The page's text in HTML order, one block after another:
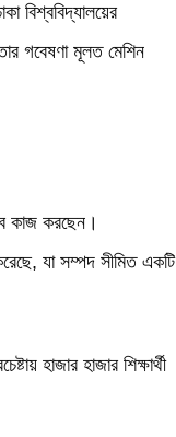
বিশ্ববিদ্যালয়ের
গবেষণা মূলত মেশিন
কাজ করছেন।
যা সম্পদ সীমিত একটি
হাজার হাজার শিক্ষার্থী